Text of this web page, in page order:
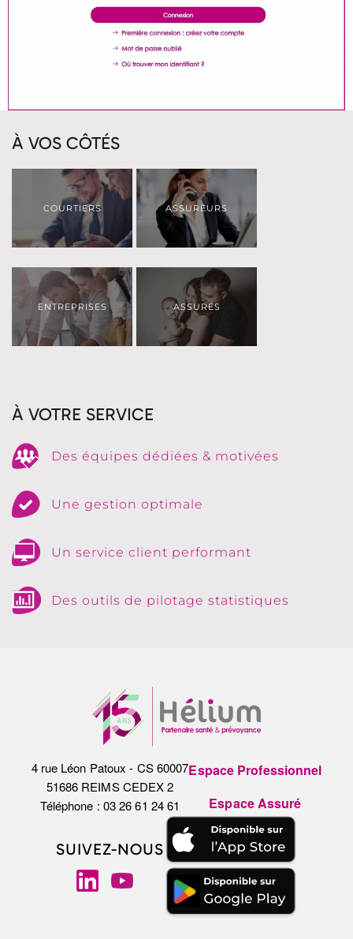
À VOS CÔTÉS
COURTIERS ASSUREURS
ENTREPRISES ASSURÉS
À VOTRE SERVICE
Des équipes dédiées & motivées
Une gestion optimale
Un service client performant
Des outils de pilotage statistiques
4 rue Léon Patoux - CS 60007
51686 REIMS CEDEX 2
Téléphone : 03 26 61 24 61
Espace Professionnel
Espace Assuré
SUIVEZ-NOUS